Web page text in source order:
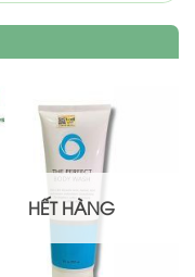
HẾT HÀNG